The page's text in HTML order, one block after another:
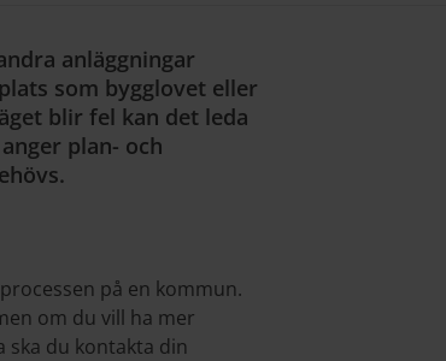
anläggningar
som bygglovet eller
blir fel kan det leda
plan- och
på en kommun.
om du vill ha mer
du kontakta din